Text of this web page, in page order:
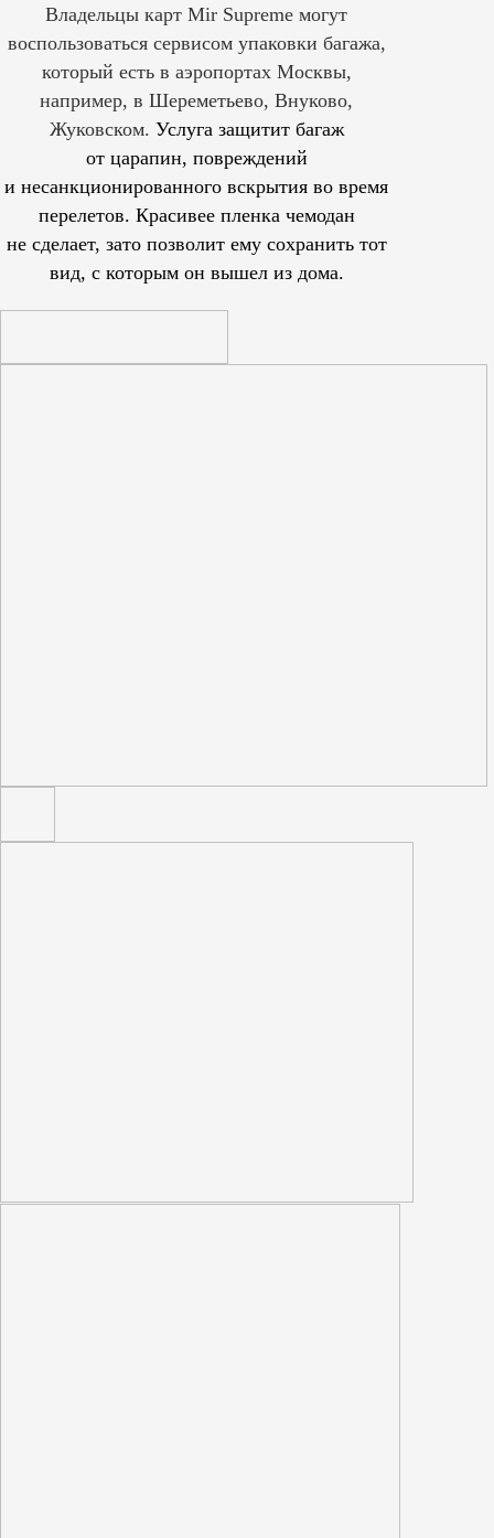
Владельцы карт Mir Supreme могут
воспользоваться сервисом упаковки багажа,
который есть в аэропортах Москвы,
например, в Шереметьево, Внуково,
Жуковском. Услуга защитит багаж
от царапин, повреждений
и несанкционированного вскрытия во время
перелетов. Красивее пленка чемодан
не сделает, зато позволит ему сохранить тот
вид, с которым он вышел из дома.